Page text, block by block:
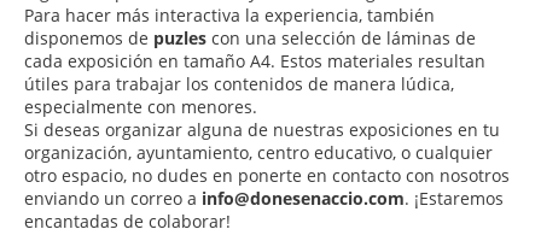
Para hacer más interactiva la experiencia, también
disponemos de puzles con una selección de láminas de
cada exposición en tamaño A4. Estos materiales resultan
útiles para trabajar los contenidos de manera lúdica,
especialmente con menores.
Si deseas organizar alguna de nuestras exposiciones en tu
organización, ayuntamiento, centro educativo, o cualquier
otro espacio, no dudes en ponerte en contacto con nosotros
enviando un correo a info@donesenaccio.com. ¡Estaremos
encantadas de colaborar!